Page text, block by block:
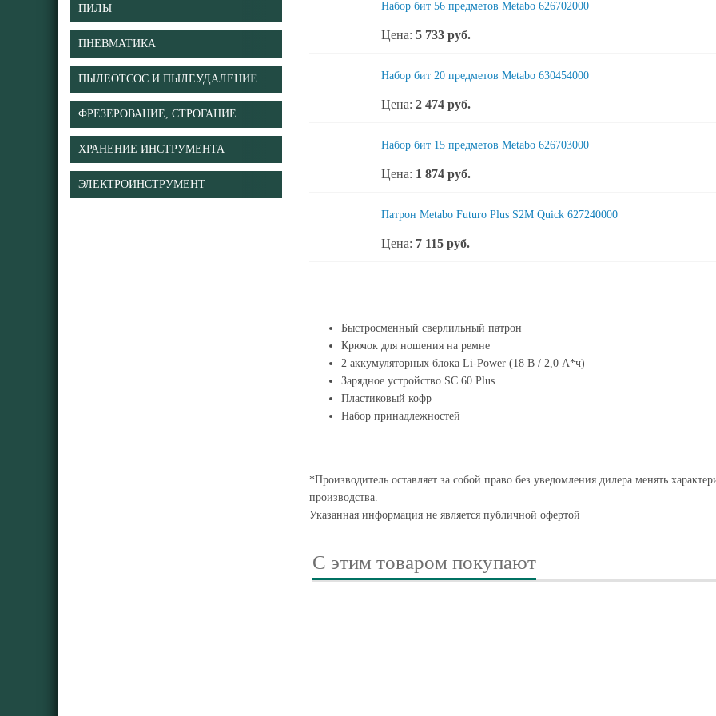
ПИЛЫ
ПНЕВМАТИКА
ПЫЛЕОТСОС И ПЫЛЕУДАЛЕНИЕ
ФРЕЗЕРОВАНИЕ, СТРОГАНИЕ
ХРАНЕНИЕ ИНСТРУМЕНТА
ЭЛЕКТРОИНСТРУМЕНТ
Набор бит 56 предметов Metabo 626702000
Цена: 5 733 руб.
Набор бит 20 предметов Metabo 630454000
Цена: 2 474 руб.
Набор бит 15 предметов Metabo 626703000
Цена: 1 874 руб.
Патрон Metabo Futuro Plus S2M Quick 627240000
Цена: 7 115 руб.
Быстросменный сверлильный патрон
Крючок для ношения на ремне
2 аккумуляторных блока Li-Power (18 В / 2,0 А*ч)
Зарядное устройство SC 60 Plus
Пластиковый кофр
Набор принадлежностей
*Производитель оставляет за собой право без уведомления дилера менять
производства.
Указанная информация не является публичной офертой
С этим товаром покупают